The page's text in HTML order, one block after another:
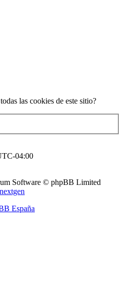
las cookies de este sitio?
04:00
Software © phpBB Limited
nextgen
España